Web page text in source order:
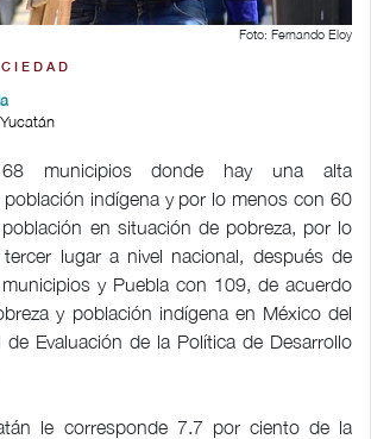
Foto: Fernando Eloy
municipios donde hay una alta
indígena y por lo menos con 60
en situación de pobreza, por lo
lugar a nivel nacional, después de
y Puebla con 109, de acuerdo
y población indígena en México del
de Evaluación de la Política de Desarrollo
le corresponde 7.7 por ciento de la